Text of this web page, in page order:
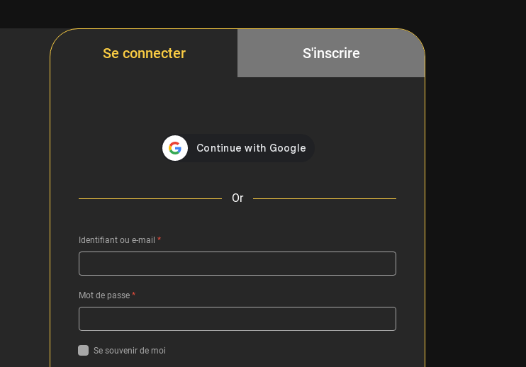
Se connecter S'inscrire
Or
Identifiant ou e-mail *
Mot de passe *
Se souvenir de moi